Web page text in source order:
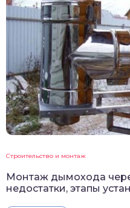
Строительство и монтаж
Монтаж дымохода
недостатки, этапы